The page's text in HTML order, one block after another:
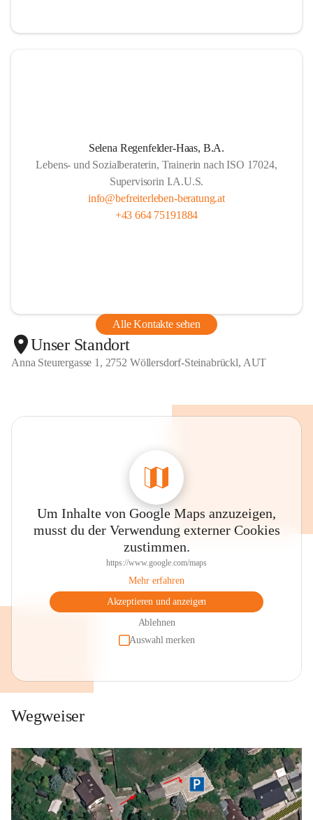
Selena Regenfelder-Haas, B.A.
Lebens- und Sozialberaterin, Trainerin nach ISO 17024,
Supervisorin I.A.U.S.
info@befreiterleben-beratung.at
+43 664 75191884
Alle Kontakte sehen
Unser Standort
Anna Steurergasse 1, 2752 Wöllersdorf-Steinabrückl, AUT
Um Inhalte von Google Maps anzuzeigen,
musst du der Verwendung externer Cookies
zustimmen.
https://www.google.com/maps
Mehr erfahren
Akzeptieren und anzeigen
Ablehnen
Auswahl merken
Wegweiser